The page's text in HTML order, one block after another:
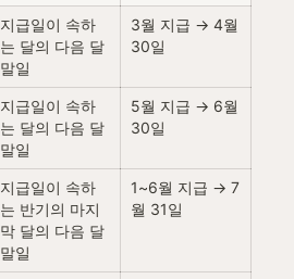
지급일이 속하
는 달의 다음 달
말일
3월 지급 → 4월
30일
지급일이 속하
는 달의 다음 달
말일
5월 지급 → 6월
30일
지급일이 속하
는 반기의 마지
막 달의 다음 달
말일
1~6월 지급 → 7
월 31일